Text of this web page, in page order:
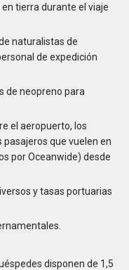
tierra durante el viaje
naturalistas de
de expedición
de neopreno para
el aeropuerto, los
pasajeros que vuelen en
por Oceanwide) desde
y tasas portuarias
disponen de 1,5